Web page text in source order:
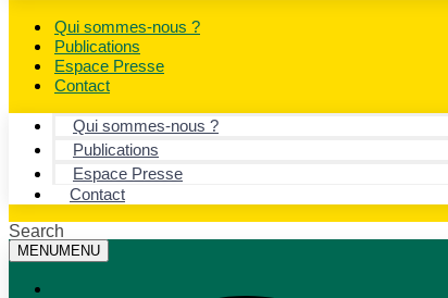
Qui sommes-nous ?
Publications
Espace Presse
Contact
Qui sommes-nous ?
Publications
Espace Presse
Contact
Search
MENUMENU